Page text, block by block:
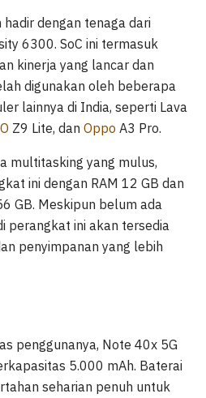
dengan tenaga dari
6300. SoC ini termasuk
kinerja yang lancar dan
digunakan oleh beberapa
lainnya di India, seperti Lava
Z9 Lite, dan Oppo A3 Pro.
multitasking yang mulus,
ini dengan RAM 12 GB dan
GB. Meskipun belum ada
perangkat ini akan tersedia
penyimpanan yang lebih
penggunanya, Note 40x 5G
5.000 mAh. Baterai
seharian penuh untuk